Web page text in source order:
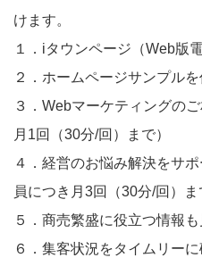
けます。
１．iタウンページ（Web版
２．ホームページサンプルを
３．Webマーケティングの
月1回（30分/回）まで）
４．経営のお悩み解決をサ
員につき月3回（30分/回）ま
５．商売繁盛に役立つ情報も
６．集客状況をタイムリーに